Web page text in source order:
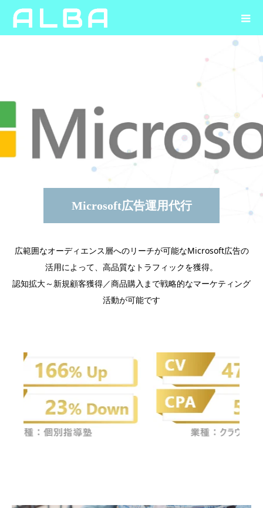
Microsoft広告運用代行
広範囲なオーディエンス層へのリーチが可能なMicrosoft広告の
活用によって、高品質なトラフィックを獲得。
認知拡大～新規顧客獲得／商品購入まで戦略的なマーケティング
活動が可能です